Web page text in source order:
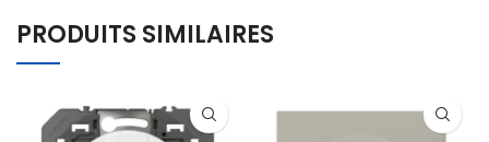
PRODUITS SIMILAIRES